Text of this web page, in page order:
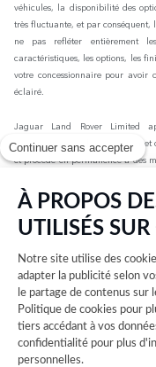
Continuer sans accepter
À PROPOS
UTILISÉS SUR
Notre site utilise des
adapter la publicité selon
le partage de contenus sur
Politique de cookies pour
tiers accédant à vos
confidentialité pour plus
personnelles.
véhicules, la disponibilité des
très fluctuante, et par conséquent,
ne pas refléter entièrement
caractéristiques, les options, les
votre concessionnaire pour avoir
éclairé.
Jaguar Land Rover Limited
spécifications, de la conception et
et procède en permanence à des
présentées sur ce site Web sont
varier selon le marché et être
dotés d’équipements en option ou
pour connaître les disponibilités et
Les chiffres fournis sont issus
législation européenne en
septembre 2018, les véhicules
procédure d'essai harmonisée
permettant de mesurer la